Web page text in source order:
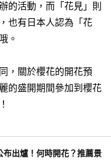
的活動，而「花見」則
也有日本人認為「花
。
，關於櫻花的開花預
的盛開期間參加到櫻花
出爐！何時開花？推薦景